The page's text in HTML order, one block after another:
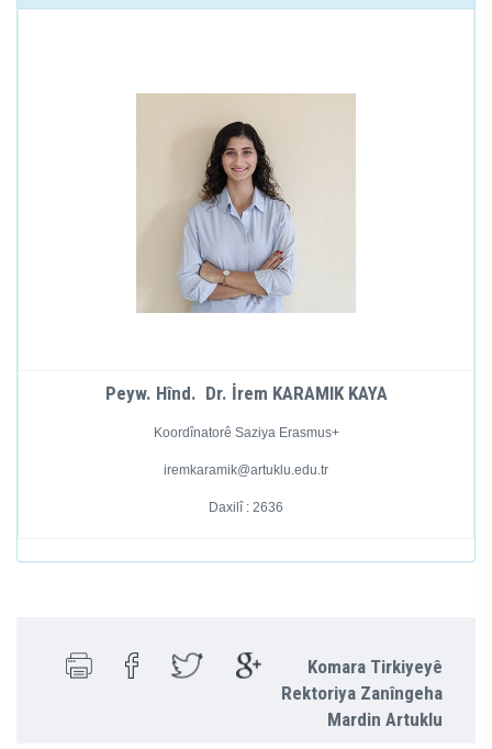
Peyw. Hînd. Dr. İrem KARAMIK KAYA
Koordînatorê Saziya Erasmus+
iremkaramik@artuklu.edu.tr
Daxilî : 2636
Komara Tirkiyeyê
Rektoriya Zanîngeha
Mardin Artuklu